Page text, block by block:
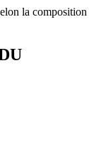
la composition